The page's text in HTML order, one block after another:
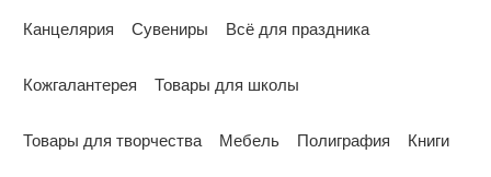
Канцелярия Сувениры Всё для праздника
Кожгалантерея Товары для школы
Товары для творчества Мебель Полиграфия Книги